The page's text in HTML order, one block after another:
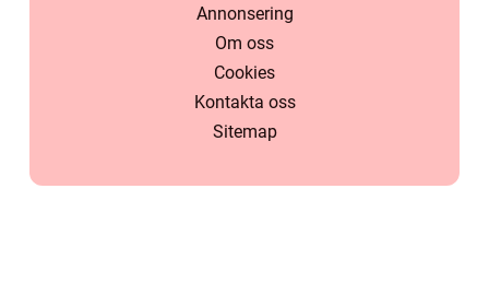
Annonsering
Om oss
Cookies
Kontakta oss
Sitemap